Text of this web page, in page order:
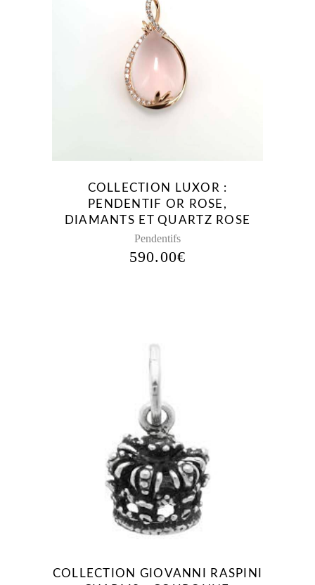
COLLECTION LUXOR :
PENDENTIF OR ROSE,
DIAMANTS ET QUARTZ ROSE
Pendentifs
590.00€
COLLECTION GIOVANNI RASPINI